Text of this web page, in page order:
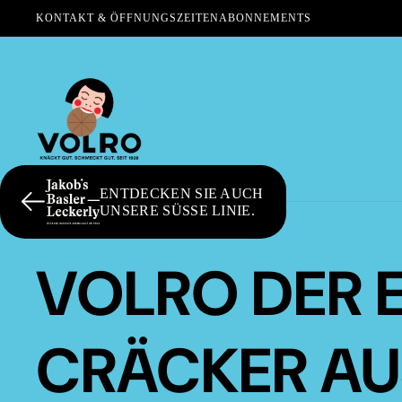
KONTAKT & ÖFFNUNGSZEITENABONNEMENTS
ENTDECKEN SIE AUCH
UNSERE SÜSSE LINIE.
VOLRO DER
CRÄCKER